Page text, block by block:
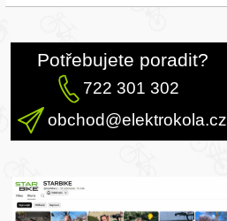
Potřebujete poradit?
722 301 302
obchod@elektrokola.cz